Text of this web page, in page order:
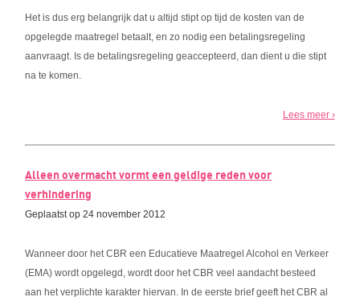
Het is dus erg belangrijk dat u altijd stipt op tijd de kosten van de
opgelegde maatregel betaalt, en zo nodig een betalingsregeling
aanvraagt. Is de betalingsregeling geaccepteerd, dan dient u die stipt
na te komen.
Lees meer ›
Alleen overmacht vormt een geldige reden voor
verhindering
Geplaatst op 24 november 2012
Wanneer door het CBR een Educatieve Maatregel Alcohol en Verkeer
(EMA) wordt opgelegd, wordt door het CBR veel aandacht besteed
aan het verplichte karakter hiervan. In de eerste brief geeft het CBR al